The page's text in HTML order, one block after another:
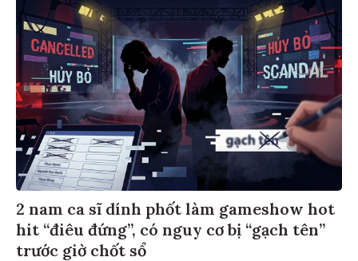
2 nam ca sĩ dính phốt làm gameshow hot
hit “điêu đứng”, có nguy cơ bị “gạch tên”
trước giờ chốt sổ